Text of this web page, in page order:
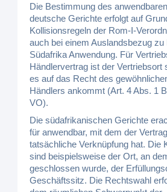
Die Bestimmung des
deutsche Gerichte erfolgt auf
Kollisionsregeln der Rom-I-
auch bei einem Auslandsbezug
Südafrika Anwendung. Für
Händlervertrag ist der Vertriebsort
es auf das Recht des
Händlers ankommt (Art. 4 Abs. 1
VO).
Die südafrikanischen Gerichte
für anwendbar, mit dem der
tatsächliche Verknüpfung hat. Die
sind beispielsweise der Ort, an
geschlossen wurde, der
Geschäftssitz. Die Rechtswahl